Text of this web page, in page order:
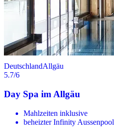
DeutschlandAllgäu
5.7/6
Day Spa im Allgäu
Mahlzeiten inklusive
beheizter Infinity Aussenpool